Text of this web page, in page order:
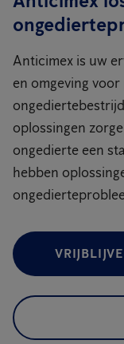
Anticimex is uw
en omgeving
oplossingen
ongedierte een
hebben